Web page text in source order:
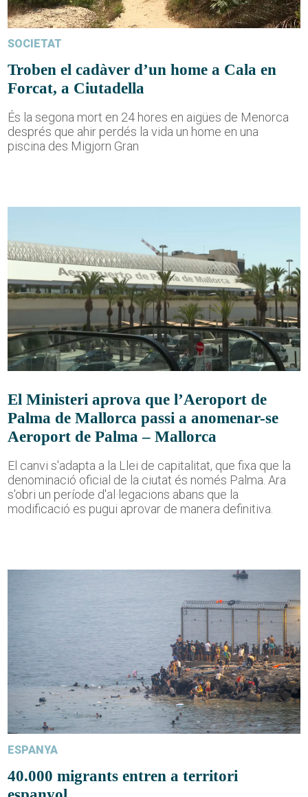
SOCIETAT
Troben el cadàver d’un home a Cala en
Forcat, a Ciutadella
És la segona mort en 24 hores en aigües de Menorca
després que ahir perdés la vida un home en una
piscina des Migjorn Gran
El Ministeri aprova que l’Aeroport de
Palma de Mallorca passi a anomenar-se
Aeroport de Palma – Mallorca
El canvi s'adapta a la Llei de capitalitat, que fixa que la
denominació oficial de la ciutat és només Palma. Ara
s'obri un període d'al·legacions abans que la
modificació es pugui aprovar de manera definitiva.
ESPANYA
40.000 migrants entren a territori